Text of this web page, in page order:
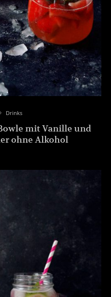
Drinks
mit Vanille und
ohne Alkohol